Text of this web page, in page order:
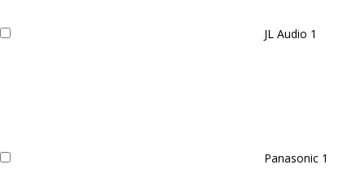
JL Audio 1
Panasonic 1